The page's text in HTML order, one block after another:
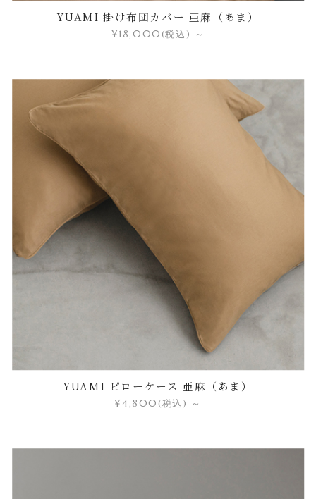
YUAMI 掛け布団カバー 亜麻（あま）
¥18,000 (税込) ～
YUAMI ピローケース 亜麻（あま）
¥4,800 (税込) ～